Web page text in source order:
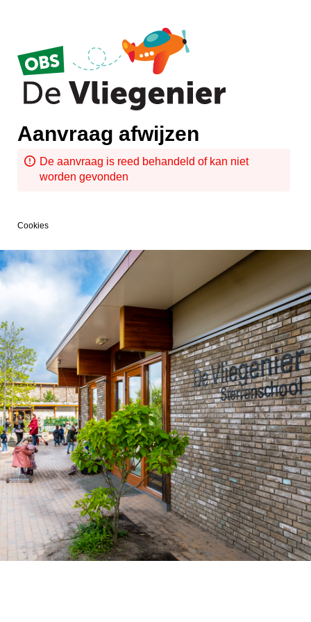
Aanvraag afwijzen
De aanvraag is reed behandeld of kan niet
worden gevonden
Cookies